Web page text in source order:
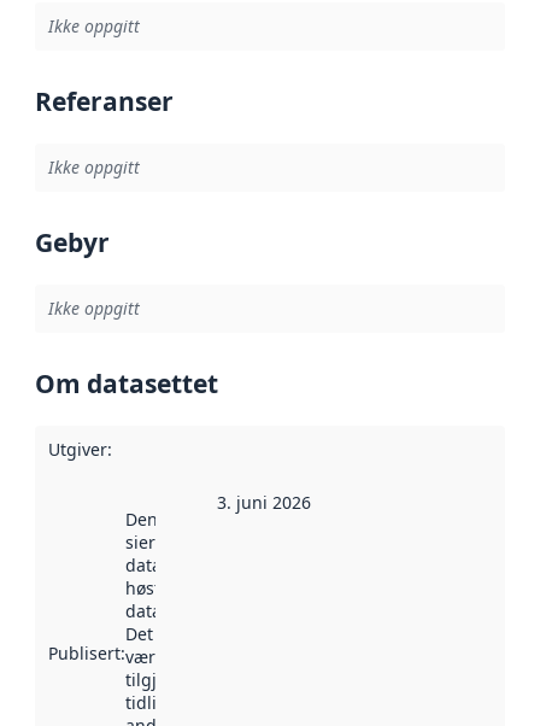
Ikke oppgitt
Referanser
Ikke oppgitt
Gebyr
Ikke oppgitt
Om datasettet
Utgiver:
Publisert:
Denne datoen
sier når
datasettet ble
høstet av
data.norge.no.
Det kan ha
vært
tilgjengelig
tidligere
3. juni 2026